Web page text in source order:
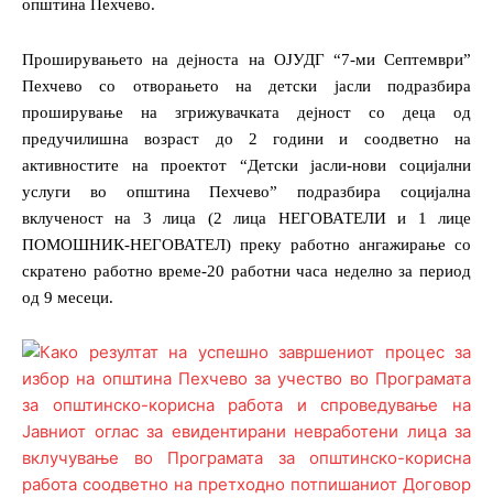
општина Пехчево.
Проширувањето на дејноста на ОЈУДГ “7-ми Септември”
Пехчево со отворањето на детски јасли подразбира
проширување на згрижувачката дејност со деца од
предучилишна возраст до 2 години и соодветно на
активностите напроектот “Детски јасли-нови социјални
услуги во општина Пехчево” подразбира социјална
вклученост на 3 лица (2 лица НЕГОВАТЕЛИ и 1 лице
ПОМОШНИК-НЕГОВАТЕЛ) преку работно ангажирање со
скратено работно време-20 работни часа неделно за период
од 9 месеци.